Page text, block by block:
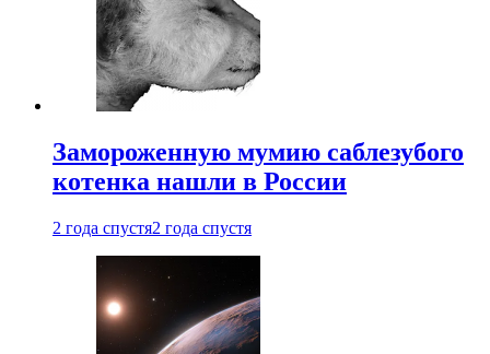
Замороженную мумию саблезубого
котенка нашли в России
2 года спустя2 года спустя